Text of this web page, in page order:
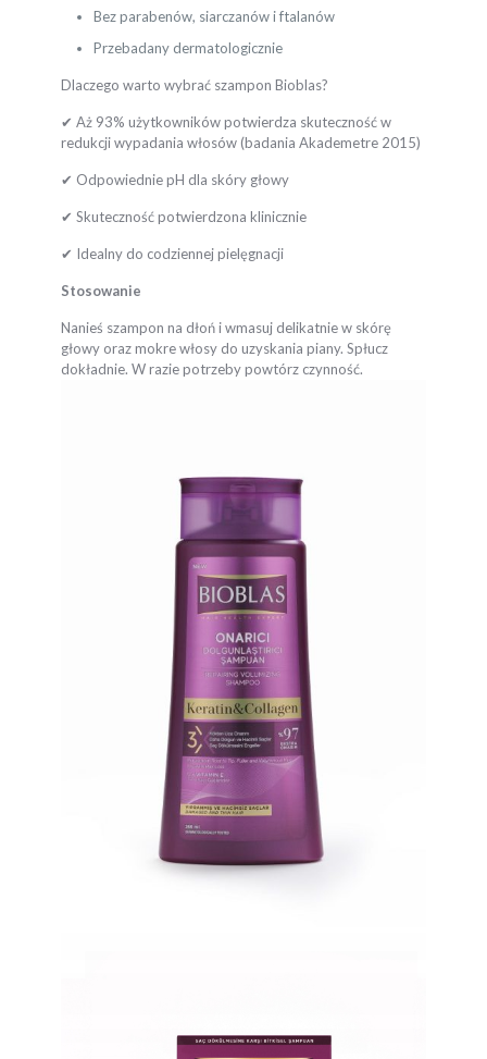
Bez parabenów, siarczanów i ftalanów
Przebadany dermatologicznie
Dlaczego warto wybrać szampon Bioblas?
✔ Aż 93% użytkowników potwierdza skuteczność w
redukcji wypadania włosów (badania Akademetre 2015)
✔ Odpowiednie pH dla skóry głowy
✔ Skuteczność potwierdzona klinicznie
✔ Idealny do codziennej pielęgnacji
Stosowanie
Nanieś szampon na dłoń i wmasuj delikatnie w skórę
głowy oraz mokre włosy do uzyskania piany. Spłucz
dokładnie. W razie potrzeby powtórz czynność.